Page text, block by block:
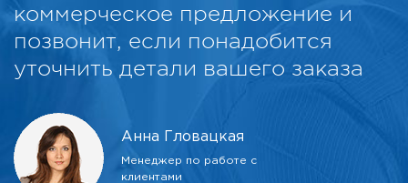
коммерческое предложение и
позвонит, если понадобится
уточнить детали вашего заказа
Анна Гловацкая
Менеджер по работе с
клиентами